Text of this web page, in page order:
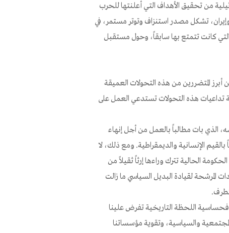
تتمكن الحكومة الإسرائيلية من تحقيق الأهداف التي أعلنتها للحرب
تشكل مصدر استنزاف وتوتر مستمر، في
كانت تتمتع بها سابقاً، وحول مستقبل
المتضررين من هذه التحولات العميقة
تداعيات هذه التحولات تستدعي العمل على
الذي بات مطالباً بالعمل من أجل إنهاء
الإنسانية والديمقراطية. ومع ذلك، لا
الحالية تترك وراءها إرثاً ثقيلاً من
المرشحة لقيادة البديل السياسي ما زالت
فحساسية اللحظة التاريخية تفرض علينا
والسياسية، وتقوية مؤسساتنا